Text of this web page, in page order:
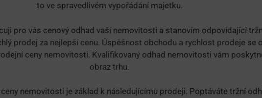
to ve spravedlivém vypořádání majetku.
pro vás cenový odhad vaší nemovitosti a stanovím odpovídající
prodej za nejlepší cenu. Úspěšnost obchodu a rychlost prodeje se
ceny nemovitosti. Kvalifikovaný odhad nemovitosti vám
obraz trhu.
nemovitosti je základ k následujícímu prodeji. Poptáváte tržní